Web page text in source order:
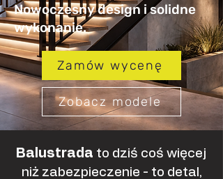
Nowoczesny design i solidne
wykonanie.
Zamów wycenę
Zobacz modele
Balustrada to dziś coś więcej
niż zabezpieczenie - to detal,